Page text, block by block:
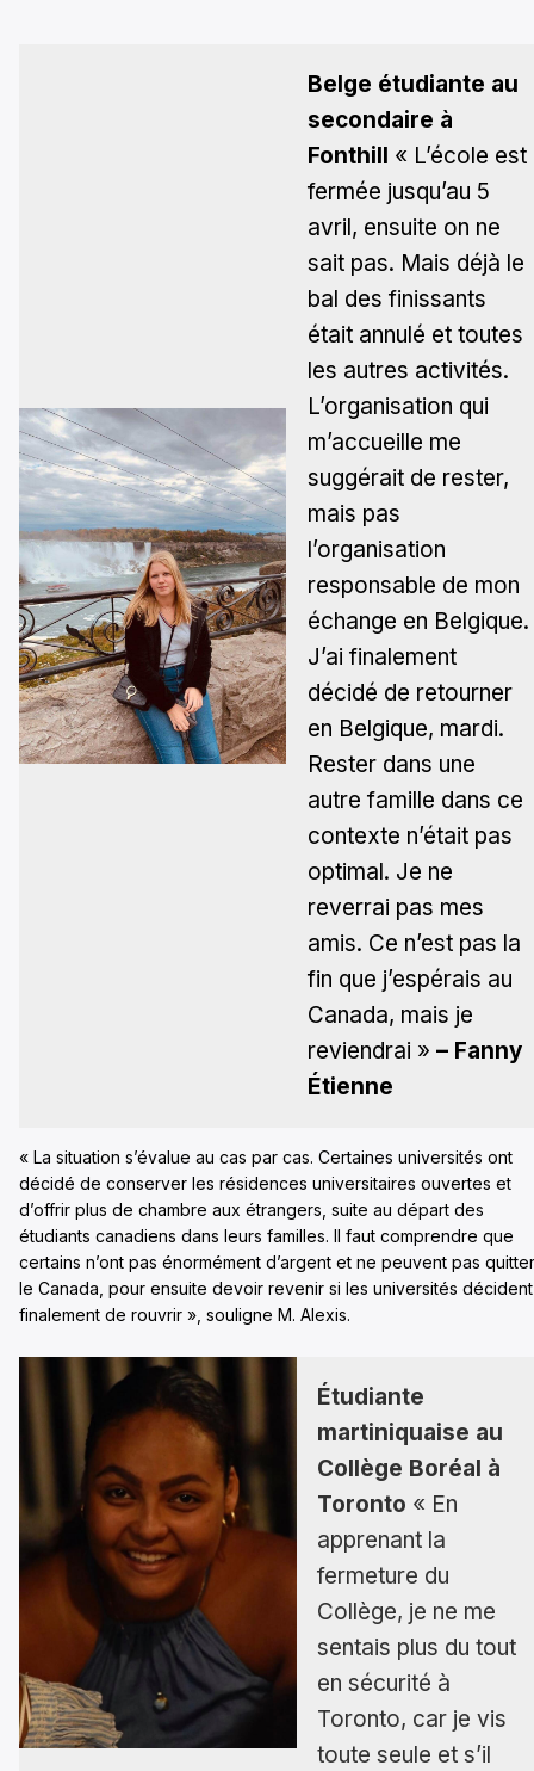
Belge étudiante au
secondaire à
Fonthill « L’école est
fermée jusqu’au 5
avril, ensuite on ne
sait pas. Mais déjà le
bal des finissants
était annulé et toutes
les autres activités.
L’organisation qui
m’accueille me
suggérait de rester,
mais pas
l’organisation
responsable de mon
échange en Belgique.
J’ai finalement
décidé de retourner
en Belgique, mardi.
Rester dans une
autre famille dans ce
contexte n’était pas
optimal. Je ne
reverrai pas mes
amis. Ce n’est pas la
fin que j’espérais au
Canada, mais je
reviendrai » – Fanny
Étienne
« La situation s’évalue au cas par cas. Certaines universités ont
décidé de conserver les résidences universitaires ouvertes et
d’offrir plus de chambre aux étrangers, suite au départ des
étudiants canadiens dans leurs familles. Il faut comprendre que
certains n’ont pas énormément d’argent et ne peuvent pas quitter
le Canada, pour ensuite devoir revenir si les universités décident
finalement de rouvrir », souligne M. Alexis.
Étudiante
martiniquaise au
Collège Boréal à
Toronto « En
apprenant la
fermeture du
Collège, je ne me
sentais plus du tout
en sécurité à
Toronto, car je vis
toute seule et s’il